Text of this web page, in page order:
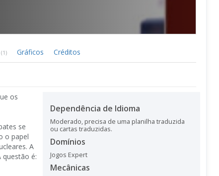
(1) Gráficos Créditos
os
se
o papel
A
questão é:
Dependência de Idioma
Moderado, precisa de uma planilha traduzida
ou cartas traduzidas.
Domínios
Jogos Expert
Mecânicas